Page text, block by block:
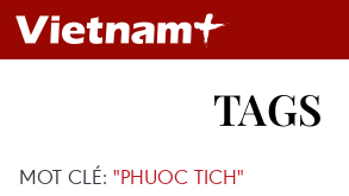
TAGS
MOT CLÉ: "PHUOC TICH"